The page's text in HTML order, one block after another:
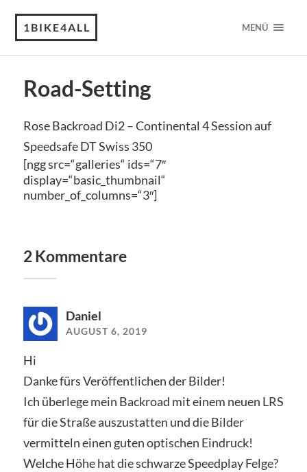
1BIKE4ALL MENÜ
Road-Setting
Rose Backroad Di2 – Continental 4 Session auf
Speedsafe DT Swiss 350
[ngg src=“galleries“ ids=“7″
display=“basic_thumbnail“
number_of_columns=“3″]
2 Kommentare
Daniel
AUGUST 6, 2019
Hi
Danke fürs Veröffentlichen der Bilder!
Ich überlege mein Backroad mit einem neuen LRS
für die Straße auszustatten und die Bilder
vermitteln einen guten optischen Eindruck!
Welche Höhe hat die schwarze Speedplay Felge?